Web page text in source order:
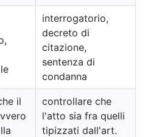
interrogatorio,
decreto di
citazione,
sentenza di
condanna
il
controllare che
l'atto sia fra quelli
tipizzati dall'art.